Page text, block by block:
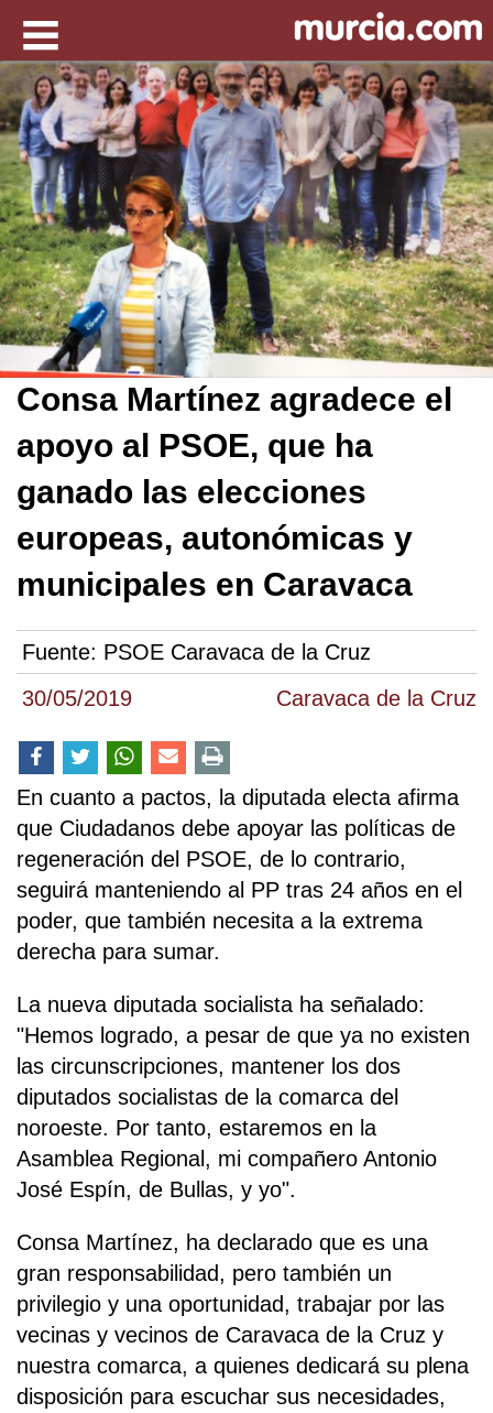
30/05/2019 Caravaca de la Cruz
Consa Martínez agradece el
apoyo al PSOE, que ha
ganado las elecciones
europeas, autonómicas y
municipales en Caravaca
Fuente: PSOE Caravaca de la Cruz
En cuanto a pactos, la diputada electa afirma
que Ciudadanos debe apoyar las políticas de
regeneración del PSOE, de lo contrario,
seguirá manteniendo al PP tras 24 años en el
poder, que también necesita a la extrema
derecha para sumar.
La nueva diputada socialista ha señalado:
"Hemos logrado, a pesar de que ya no existen
las circunscripciones, mantener los dos
diputados socialistas de la comarca del
noroeste. Por tanto, estaremos en la
Asamblea Regional, mi compañero Antonio
José Espín, de Bullas, y yo".
Consa Martínez, ha declarado que es una
gran responsabilidad, pero también un
privilegio y una oportunidad, trabajar por las
vecinas y vecinos de Caravaca de la Cruz y
nuestra comarca, a quienes dedicará su plena
disposición para escuchar sus necesidades,